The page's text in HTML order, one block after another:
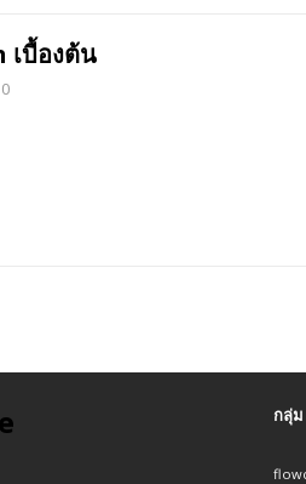
เบื้องต้น
0
กลุ่